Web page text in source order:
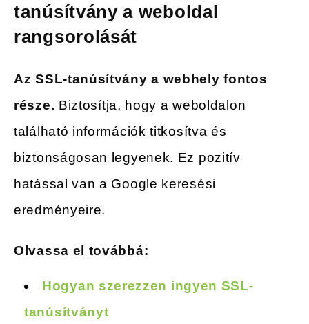
tanúsítvány a weboldal
rangsorolását
Az SSL-tanúsítvány a webhely fontos
része. Biztosítja, hogy a weboldalon
található információk titkosítva és
biztonságosan legyenek. Ez pozitív
hatással van a Google keresési
eredményeire.
Olvassa el továbbá:
Hogyan szerezzen ingyen SSL-
tanúsítványt